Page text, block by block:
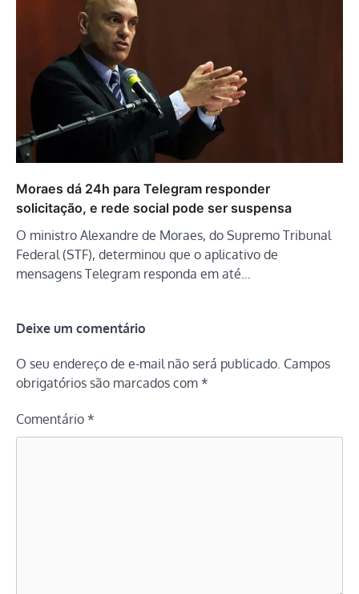
Moraes dá 24h para Telegram responder
solicitação, e rede social pode ser suspensa
O ministro Alexandre de Moraes, do Supremo Tribunal
Federal (STF), determinou que o aplicativo de
mensagens Telegram responda em até…
Deixe um comentário
O seu endereço de e-mail não será publicado. Campos
obrigatórios são marcados com *
Comentário *